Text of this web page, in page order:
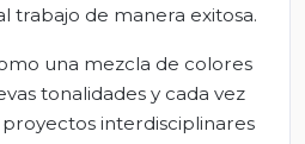
trabajo de manera exitosa.
una mezcla de colores
tonalidades y cada vez
interdisciplinares